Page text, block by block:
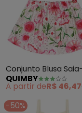
Conjunto Blusa Saia-
Short Estampado
QUIMBY
A partir deR$ 46,47
-50%